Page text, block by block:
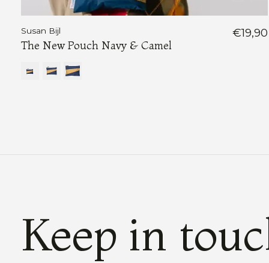
Susan Bijl
The New Pouch Navy & Camel
€19,90
Keep in